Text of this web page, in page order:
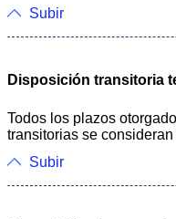
Subir
Disposición transitoria
Todos los plazos
transitorias se
Subir